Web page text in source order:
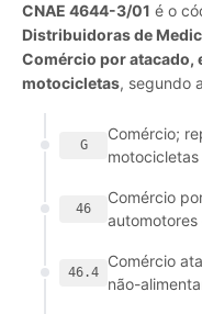
CNAE 4644-3/01 é o
Distribuidoras de
Comércio por atacado,
motocicletas, segundo a
G
Comércio;
motocicletas
46
Comércio
46.4
Comércio
não-